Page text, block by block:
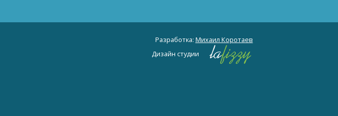
Разработка: Михаил Коротаев
Дизайн студии